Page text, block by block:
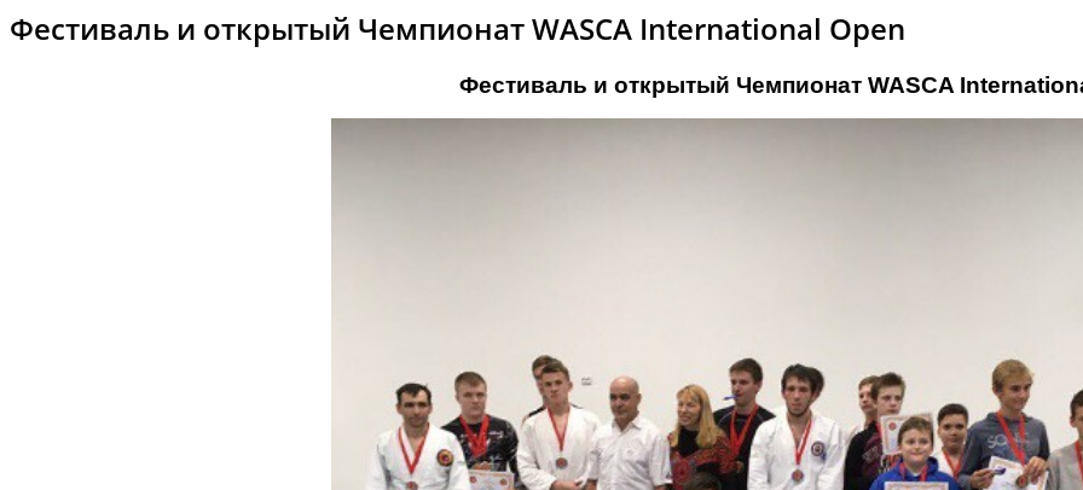
Фестиваль и открытый Чемпионат WASCA International Open
Фестиваль и открытый Чемпионат WASCA